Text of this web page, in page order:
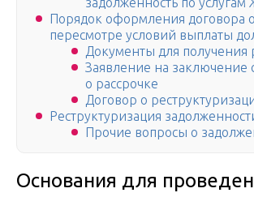
Порядок оформления договора о
пересмотре условий выплаты
Документы для получения
Заявление на заключение
о рассрочке
Договор о
Реструктуризация
Прочие вопросы о
Основания для